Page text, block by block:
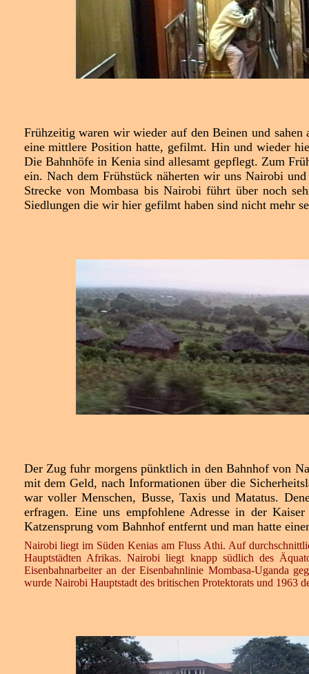
Frühzeitig waren wir wieder auf den Beinen und
eine mittlere Position hatte, gefilmt. Hin und wieder
Die Bahnhöfe in Kenia sind allesamt gepflegt. Zum
ein. Nach dem Frühstück näherten wir uns Nairobi
Strecke von Mombasa bis Nairobi führt über noch
Siedlungen die wir hier gefilmt haben sind nicht mehr
Der Zug fuhr morgens pünktlich in den Bahnhof von
mit dem Geld, nach Informationen über die
war voller Menschen, Busse, Taxis und Matatus.
erfragen. Eine uns empfohlene Adresse in der
Katzensprung vom Bahnhof entfernt und man hatte
Nairobi liegt im Süden Kenias am Fluss Athi. Auf
Hauptstädten Afrikas. Nairobi liegt knapp südlich des
Eisenbahnarbeiter an der Eisenbahnlinie Mombasa-Uganda
wurde Nairobi Hauptstadt des britischen Protektorats und 1963